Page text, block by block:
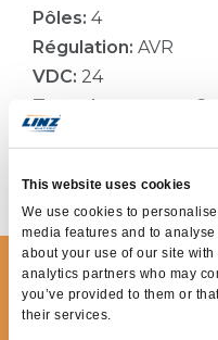
This website uses cookies
We use cookies to
media features and to
about your use of our site
analytics partners who may
you’ve provided to them or
their services.
Pôles: 4
Régulation: AVR
VDC: 24
Type de courant :
Courant:
SOLUTIONS